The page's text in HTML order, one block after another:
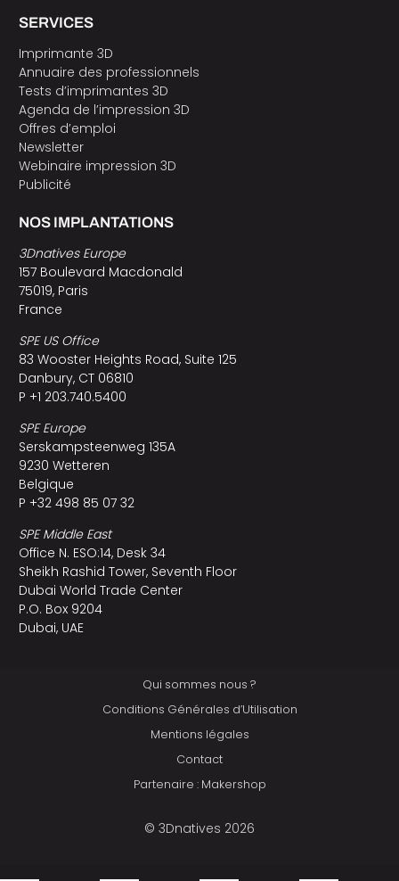
SERVICES
Imprimante 3D
Annuaire des professionnels
Tests d’imprimantes 3D
Agenda de l’impression 3D
Offres d’emploi
Newsletter
Webinaire impression 3D
Publicité
NOS IMPLANTATIONS
3Dnatives Europe
157 Boulevard Macdonald
75019, Paris
France
SPE US Office
83 Wooster Heights Road, Suite 125
Danbury, CT 06810
P +1 203.740.5400
SPE Europe
Serskampsteenweg 135A
9230 Wetteren
Belgique
P +32 498 85 07 32
SPE Middle East
Office N. ESO:14, Desk 34
Sheikh Rashid Tower, Seventh Floor
Dubai World Trade Center
P.O. Box 9204
Dubai, UAE
Qui sommes nous ?
Conditions Générales d’Utilisation
Mentions légales
Contact
Partenaire : Makershop
© 3Dnatives 2026